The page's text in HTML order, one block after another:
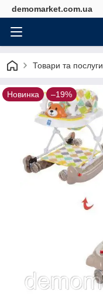
demomarket.com.ua
Товари та послуги
Новинка –19%